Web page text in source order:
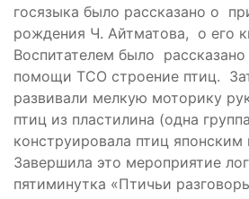
госязыка было рассказано о
рождения Ч. Айтматова, о его
Воспитателем было
помощи ТСО строение птиц.
развивали мелкую моторику
птиц из пластилина (одна
конструировала птиц
Завершила это мероприятие
пятиминутка «Птичьи